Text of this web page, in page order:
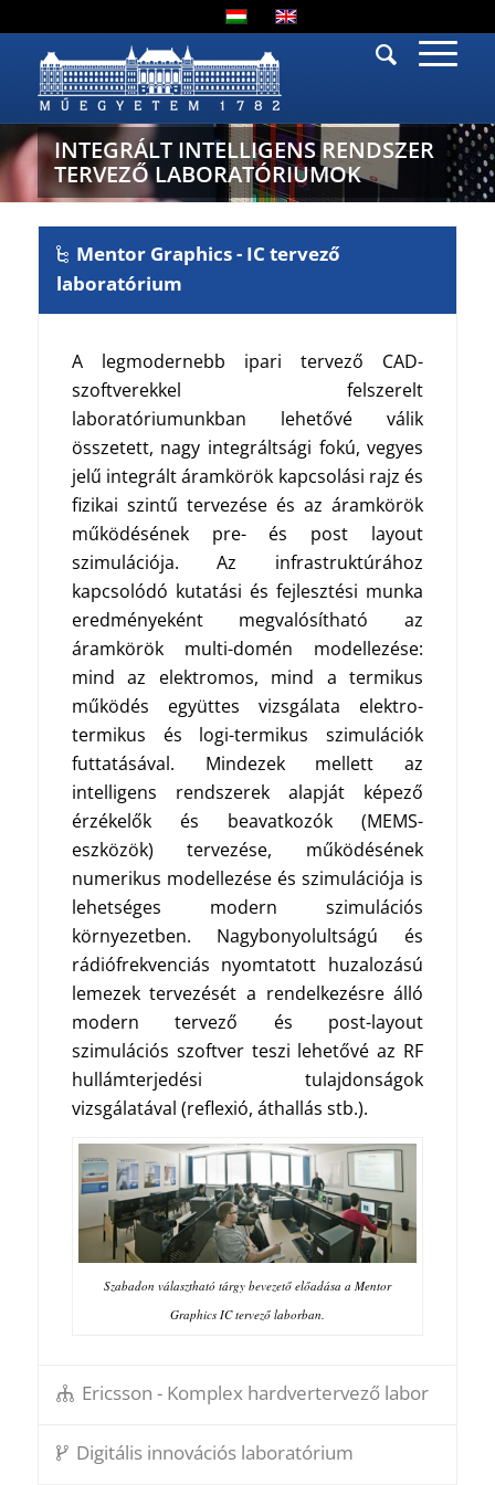
INTEGRÁLT INTELLIGENS RENDSZER
TERVEZŐ LABORATÓRIUMOK
Mentor Graphics - IC tervező
laboratórium
A legmodernebb ipari tervező CAD-
szoftverekkel felszerelt
laboratóriumunkban lehetővé válik
összetett, nagy integráltsági fokú, vegyes
jelű integrált áramkörök kapcsolási rajz és
fizikai szintű tervezése és az áramkörök
működésének pre- és post layout
szimulációja. Az infrastruktúrához
kapcsolódó kutatási és fejlesztési munka
eredményeként megvalósítható az
áramkörök multi-domén modellezése:
mind az elektromos, mind a termikus
működés együttes vizsgálata elektro-
termikus és logi-termikus szimulációk
futtatásával. Mindezek mellett az
intelligens rendszerek alapját képező
érzékelők és beavatkozók (MEMS-
eszközök) tervezése, működésének
numerikus modellezése és szimulációja is
lehetséges modern szimulációs
környezetben. Nagybonyolultságú és
rádiófrekvenciás nyomtatott huzalozású
lemezek tervezését a rendelkezésre álló
modern tervező és post-layout
szimulációs szoftver teszi lehetővé az RF
hullámterjedési tulajdonságok
vizsgálatával (reflexió, áthallás stb.).
Szabadon választható tárgy bevezető előadása a Mentor
Graphics IC tervező laborban.
Ericsson - Komplex hardvertervező labor
Digitális innovációs laboratórium